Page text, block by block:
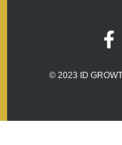
© 2023 ID